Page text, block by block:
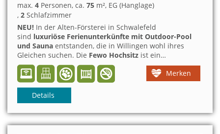
max. 4 Personen, ca. 75 m², EG (Hanglage)
, 2 Schlafzimmer
NEU! In der Alten-Försterei in Schwalefeld
sind luxuriöse Ferienunterkünfte mit Outdoor-Pool
und Sauna entstanden, die in Willingen wohl ihres
Gleichen suchen. Die Fewo Hochsitz ist ein
familienfreundliches Ferienquartier und besticht durch
seinAmbiente mit
überdachtem Panorama-Balkon
und Gemeinschaftsgarten. Ein mittelgroßer Hund ist
willkommen!
Merken
Details